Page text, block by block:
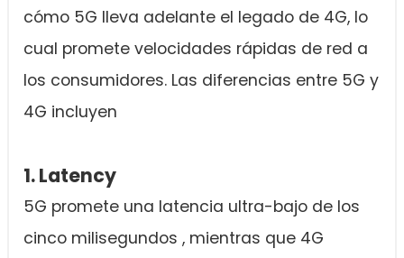
cómo 5G lleva adelante el legado de 4G, lo
cual promete velocidades rápidas de red a
los consumidores. Las diferencias entre 5G y
4G incluyen
1. Latency
5G promete una latencia ultra-bajo de los
cinco milisegundos , mientras que 4G